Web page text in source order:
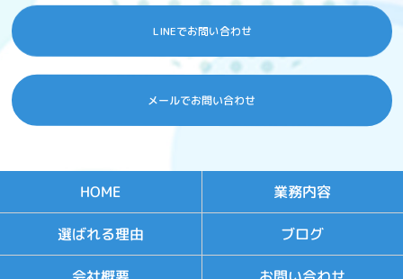
LINEでお問い合わせ
メールでお問い合わせ
HOME 業務内容
選ばれる理由 ブログ